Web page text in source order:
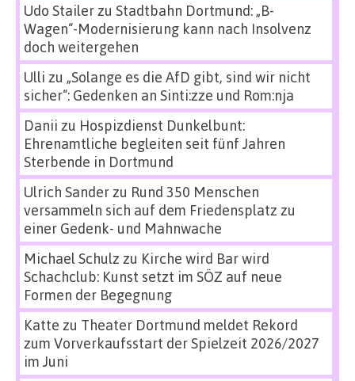
Udo Stailerzu Stadtbahn Dortmund: „B-
Wagen“-Modernisierung kann nach Insolvenz
doch weitergehen
Ulli zu „Solange es die AfD gibt, sind wir nicht
sicher“: Gedenken an Sinti:zze und Rom:nja
Danii zu Hospizdienst Dunkelbunt:
Ehrenamtliche begleiten seit fünf Jahren
Sterbende in Dortmund
Ulrich Sanderzu Rund 350 Menschen
versammeln sich auf dem Friedensplatz zu
einer Gedenk- und Mahnwache
Michael Schulz zu Kirche wird Bar wird
Schachclub: Kunst setzt im SÖZ auf neue
Formen der Begegnung
Katte zu Theater Dortmund meldet Rekord
zum Vorverkaufsstart der Spielzeit 2026/2027
im Juni